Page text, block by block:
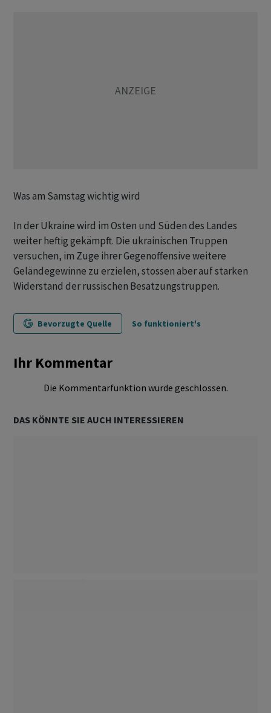
Was am Samstag wichtig wird
In der Ukraine wird im Osten und Süden des Landes
weiter heftig gekämpft. Die ukrainischen Truppen
versuchen, im Zuge ihrer Gegenoffensive weitere
Geländegewinne zu erzielen, stossen aber auf starken
Widerstand der russischen Besatzungstruppen.
Bevorzugte Quelle So funktioniert's
Ihr Kommentar
Die Kommentarfunktion wurde geschlossen.
DAS KÖNNTE SIE AUCH INTERESSIEREN